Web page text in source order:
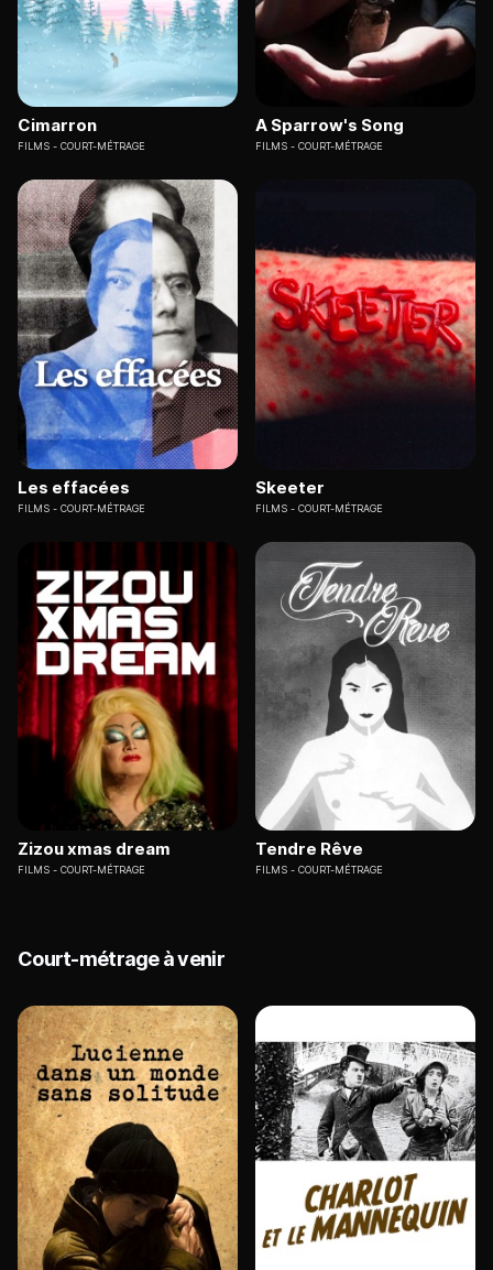
Cimarron
FILMS COURT-MÉTRAGE
A Sparrow's Song
FILMS COURT-MÉTRAGE
Les effacées
FILMS COURT-MÉTRAGE
Skeeter
FILMS COURT-MÉTRAGE
Zizou xmas dream
FILMS COURT-MÉTRAGE
Tendre Rêve
FILMS COURT-MÉTRAGE
Court-métrage à venir